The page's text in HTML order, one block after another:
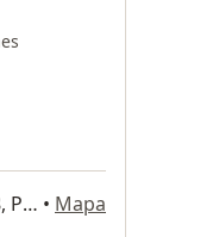
Carrera 18 n 12 - 75 consultorio 1008, Pereira • Mapa